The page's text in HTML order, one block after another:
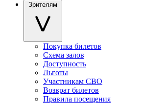
Зрителям
Покупка билетов
Схема залов
Доступность
Льготы
Участникам СВО
Возврат билетов
Правила посещения